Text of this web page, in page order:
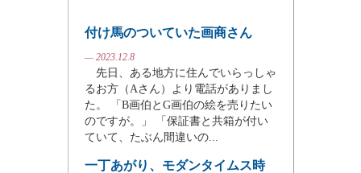
付け馬のついていた画商さん
— 2023.12.8
先日、ある地方に住んでいらっしゃ
るお方（Aさん）より電話がありまし
た。 「B画伯とG画伯の絵を売りたい
のですが。」 「保証書と共箱が付い
ていて、たぶん間違いの...
一丁あがり、モダンタイムス時